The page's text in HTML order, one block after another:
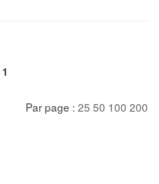
1
Par page : 25 50 100 200